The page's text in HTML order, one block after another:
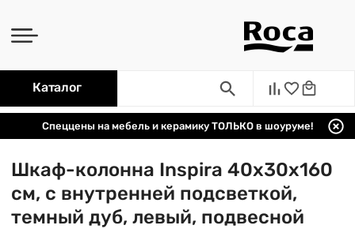
Каталог
Спеццены на мебель и керамику ТОЛЬКО в шоуруме!
Шкаф-колонна Inspira 40х30х160
см, с внутренней подсветкой,
темный дуб, левый, подвесной